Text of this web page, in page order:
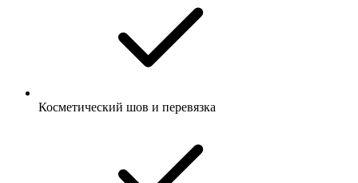
Косметический шов и перевязка